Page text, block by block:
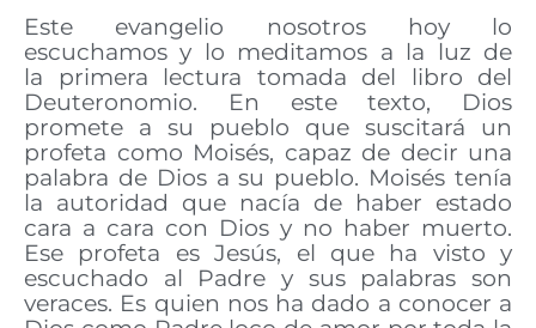
Este evangelio nosotros hoy lo
escuchamos y lo meditamos a la luz de
la primera lectura tomada del libro del
Deuteronomio. En este texto, Dios
promete a su pueblo que suscitará un
profeta como Moisés, capaz de decir una
palabra de Dios a su pueblo. Moisés tenía
la autoridad que nacía de haber estado
cara a cara con Dios y no haber muerto.
Ese profeta es Jesús, el que ha visto y
escuchado al Padre y sus palabras son
veraces. Es quien nos ha dado a conocer a